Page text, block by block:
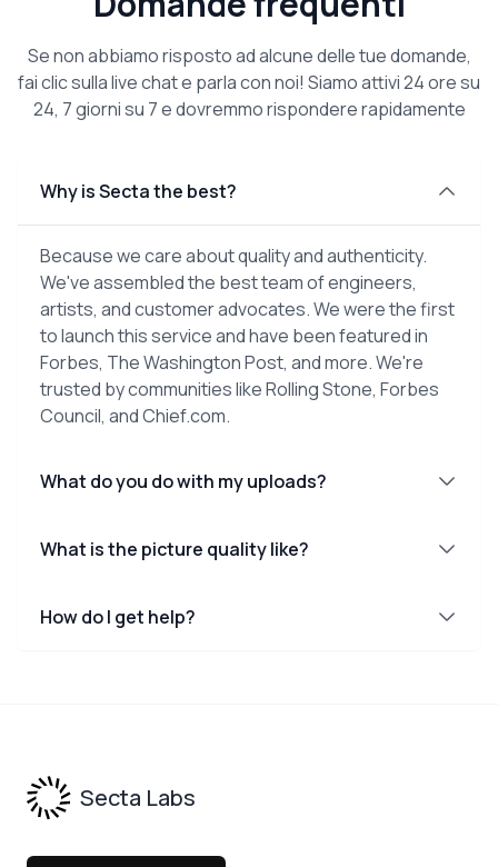
Se non abbiamo risposto ad alcune delle tue domande,
fai clic sulla live chat e parla con noi! Siamo attivi 24 ore su
24, 7 giorni su 7 e dovremmo rispondere rapidamente
Why is Secta the best?
Because we care about quality and authenticity.
We've assembled the best team of engineers,
artists, and customer advocates. We were the first
to launch this service and have been featured in
Forbes, The Washington Post, and more. We're
trusted by communities like Rolling Stone, Forbes
Council, and Chief.com.
What do you do with my uploads?
What is the picture quality like?
How do I get help?
Secta Labs